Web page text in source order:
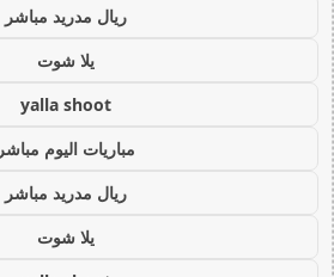
ريال مدريد مباشر
يلا شوت
yalla shoot
مباريات اليوم مباشر
ريال مدريد مباشر
يلا شوت